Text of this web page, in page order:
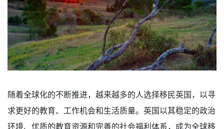
随着全球化的不断推进，越来越多的人选择移民英国，以寻
求更好的教育、工作机会和生活质量。英国以其稳定的政治
环境、优质的教育资源和完善的社会福利体系，成为全球移